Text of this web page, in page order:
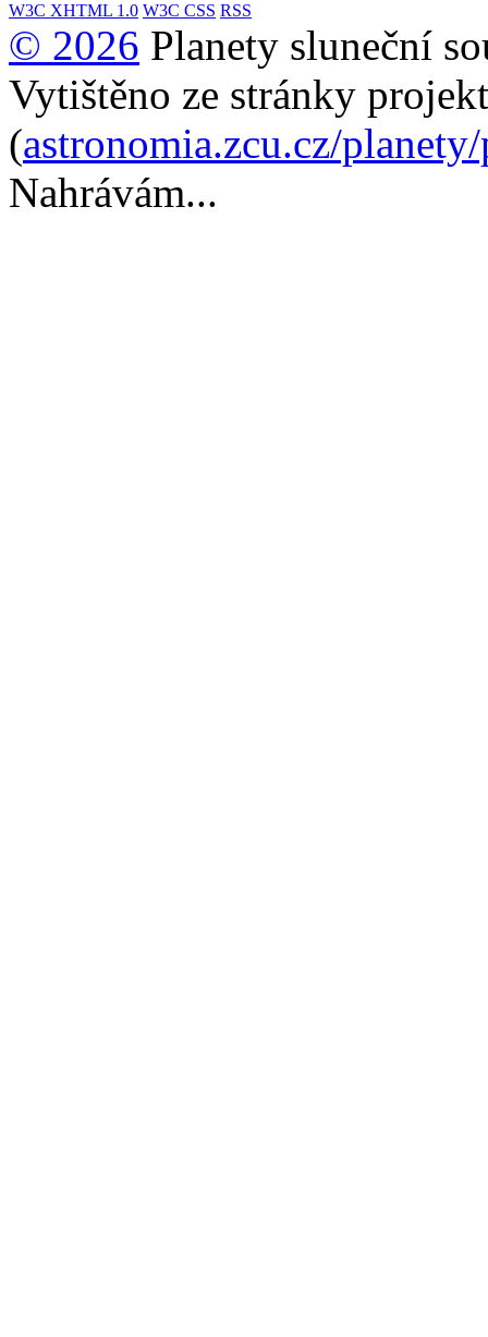
W3C XHTML 1.0 W3C CSS RSS
© 2026 Planety sluneční
Vytištěno ze stránky
(astronomia.zcu.cz/
Nahrávám...